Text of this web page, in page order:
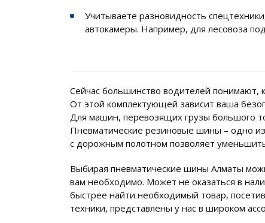
Учитываете разновидность
автокамеры. Например, для лесовоза
Сейчас большинство водителей понимают,
От этой комплектующей зависит ваша
Для машин, перевозящих грузы большого
Пневматические резиновые шины – одно
с дорожным полотном позволяет
Выбирая пневматические шины Алматы
вам необходимо. Может не оказаться в
быстрее найти необходимый товар,
техники, представлены у нас в широком